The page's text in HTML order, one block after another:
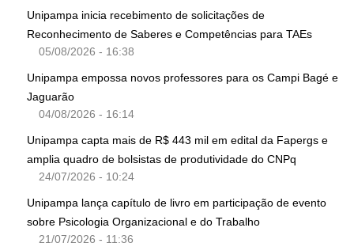
Unipampa inicia recebimento de solicitações de
Reconhecimento de Saberes e Competências para TAEs
05/08/2026 - 16:38
Unipampa empossa novos professores para os Campi Bagé e
Jaguarão
04/08/2026 - 16:14
Unipampa capta mais de R$ 443 mil em edital da Fapergs e
amplia quadro de bolsistas de produtividade do CNPq
24/07/2026 - 10:24
Unipampa lança capítulo de livro em participação de evento
sobre Psicologia Organizacional e do Trabalho
21/07/2026 - 11:36